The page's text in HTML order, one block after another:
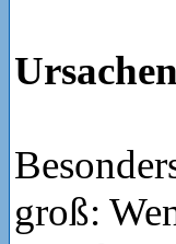
groß: